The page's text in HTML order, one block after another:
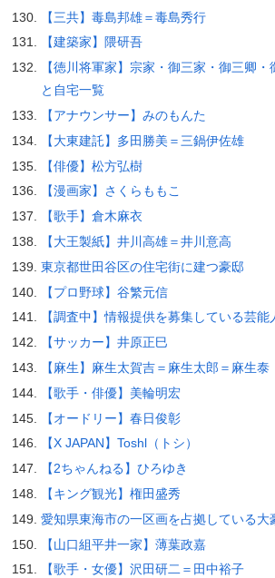
【三共】毒島邦雄＝毒島秀行
【建築家】隈研吾
【徳川将軍家】宗家・御三家・御三卿
と自宅一覧
【アナウンサー】みのもんた
【大東建託】多田勝美＝三鍋伊佐雄
【俳優】松方弘樹
【漫画家】さくらももこ
【歌手】倉木麻衣
【大王製紙】井川高雄＝井川意高
東京都世田谷区の住宅街に建つ豪邸
【プロ野球】谷繁元信
【調査中】情報提供を募集している芸能
【サッカー】井原正巳
【麻生】麻生太賀吉＝麻生太郎＝麻生泰
【歌手・俳優】美輪明宏
【オードリー】春日俊彰
【X JAPAN】Toshl（トシ）
【2ちゃんねる】ひろゆき
【キング観光】権田盛秀
愛知県東海市の一区画を占拠している大
【山口組平井一家】薄葉政嘉
【歌手・女優】沢田研二＝田中裕子